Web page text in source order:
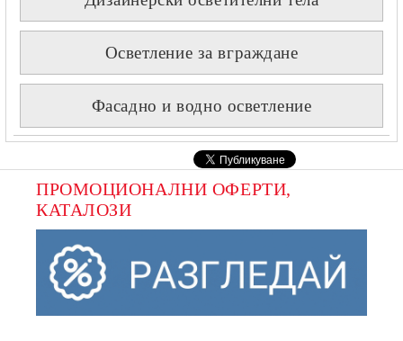
Осветление за вграждане
Фасадно и водно осветление
ПРОМОЦИОНАЛНИ ОФЕРТИ,
КАТАЛОЗИ